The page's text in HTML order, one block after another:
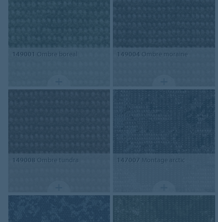
149001 Ombre boreal 149004 Ombre moraine
149008 Ombre tundra 147007 Montage arctic